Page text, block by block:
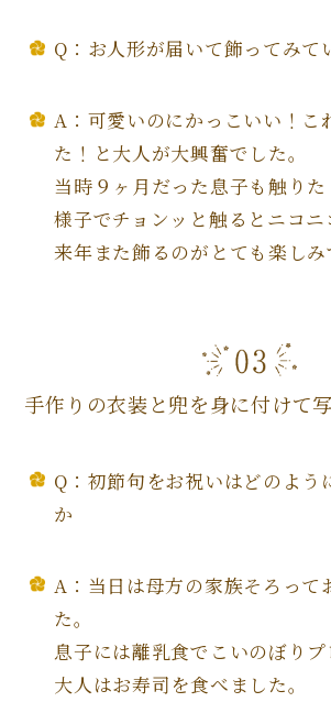
Q：お人形が届いて飾ってみて
A：可愛いのにかっこいい！こ
た！と大人が大興奮でした。
当時９ヶ月だった息子も触り
様子でチョンッと触るとニコニ
来年また飾るのがとても楽しみ
手作りの衣装と兜を身に付けて写
Q：初節句をお祝いはどのよう
か
A：当日は母方の家族そろって
た。
息子には離乳食でこいのぼりプ
大人はお寿司を食べました。